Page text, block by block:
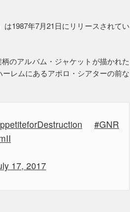
1987年7月21日にリリースされてい
のアルバム・ジャケットが描かれた
レムにあるアポロ・シアターの前な
#GNR
17, 2017